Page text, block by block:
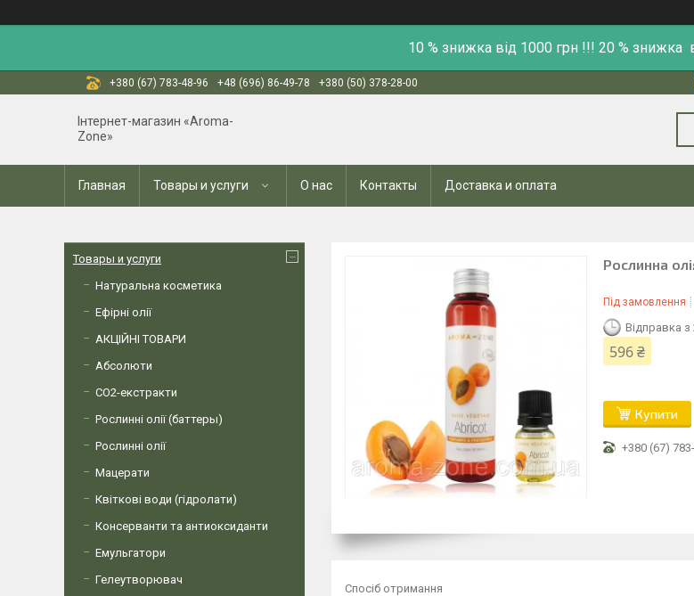
10 % знижка від 1000 грн !!! 20 % знижка
+380 (67) 783-48-96 +48 (696) 86-49-78 +380 (50) 378-28-00
Інтернет-магазин «Aroma-
Zone»
Главная Товары и услуги О нас Контакты Доставка и оплата
Рослинна
Під замовлення
Відправка з
596 ₴
Купити
+380 (67)
Спосіб отримання
Товары и услуги
Натуральна косметика
Ефірні олії
АКЦІЙНІ ТОВАРИ
Абсолюти
СО2-екстракти
Рослинні олії (баттеры)
Рослинні олії
Мацерати
Квіткові води (гідролати)
Консерванти та антиоксиданти
Емульгатори
Гелеутворювач